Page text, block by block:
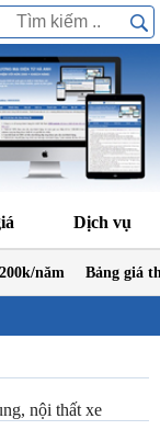
Dịch vụ
năm Bảng giá thiết
nội thất xe